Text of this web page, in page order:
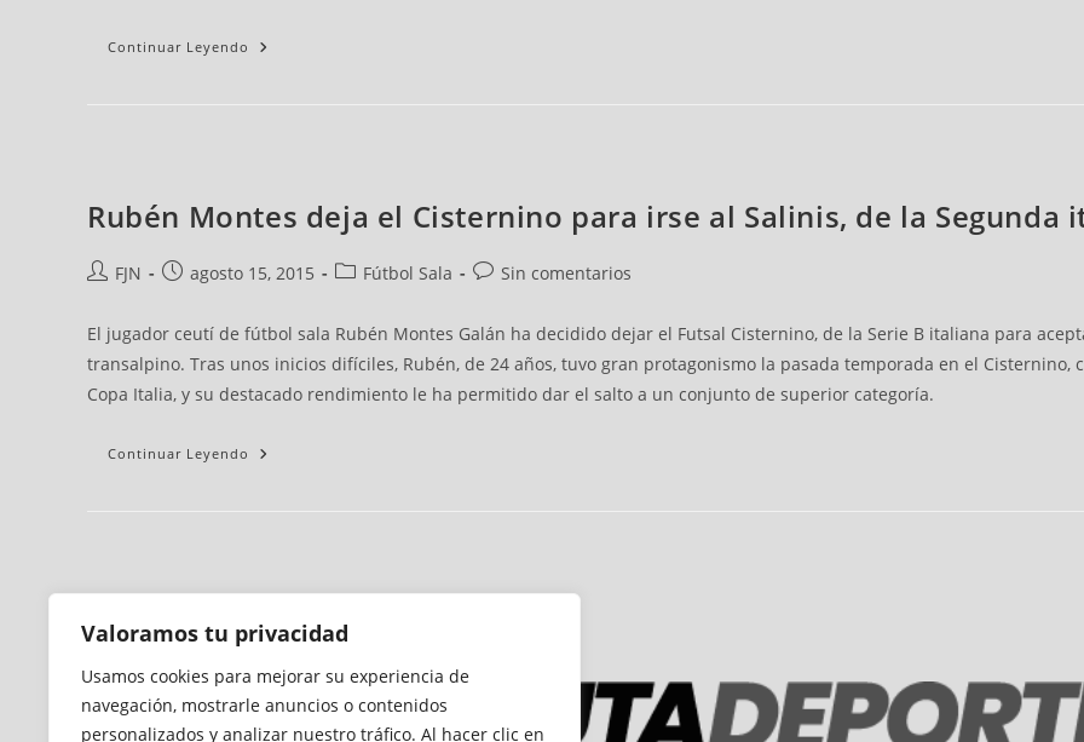
Valoramos tu privacidad
Usamos cookies para mejorar su experiencia de
navegación, mostrarle anuncios o contenidos
personalizados y analizar nuestro tráfico. Al hacer clic en
Continuar Leyendo
Rubén Montes deja el Cisternino para irse al Salinis, de la Segunda
FJN agosto 15, 2015 Fútbol Sala Sin comentarios
El jugador ceutí de fútbol sala Rubén Montes Galán ha decidido dejar el Futsal Cisternino, de la Serie B italiana para
transalpino. Tras unos inicios difíciles, Rubén, de 24 años, tuvo gran protagonismo la pasada temporada en el Cisternino,
Copa Italia, y su destacado rendimiento le ha permitido dar el salto a un conjunto de superior categoría.
Continuar Leyendo